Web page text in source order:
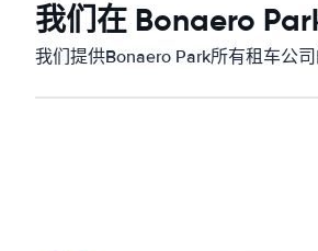
我们在 Bonaero
我们提供Bonaero Park所有租车公司